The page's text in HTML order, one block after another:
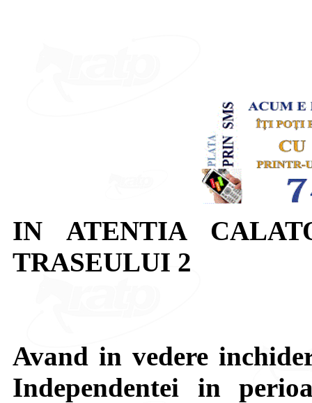
IN ATENTIA
TRASEULUI 2
Avand in vedere
Independentei in